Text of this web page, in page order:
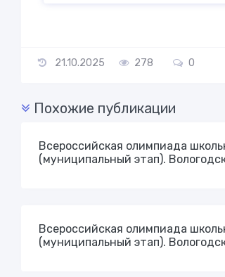
21.10.2025 278 0
Похожие публикации
Всероссийская олимпиада
(муниципальный этап).
Всероссийская олимпиада
(муниципальный этап).